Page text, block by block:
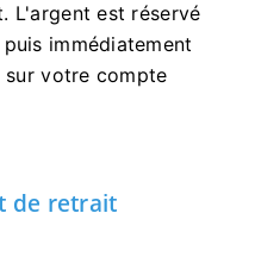
L'argent est réservé
immédiatement
votre compte
de retrait